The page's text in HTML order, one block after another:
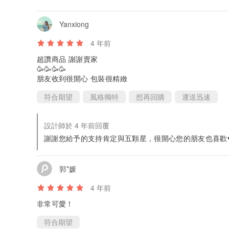
Yanxiong
4 年前
超讚商品 謝謝賣家
🥳🥳🥳🥳
朋友收到很開心 包裝很精緻
符合期望
風格獨特 想再回購 運送迅速
設計師於 4 年前回覆
謝謝您給予的支持肯定與五顆星，很開心您的朋友也喜
郭*媛
4 年前
非常可愛！
符合期望